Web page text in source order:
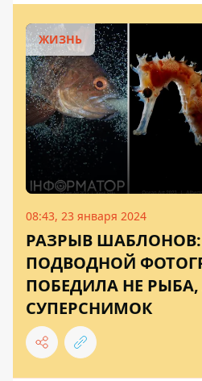
ЖИЗНЬ
08:43, 23 января 2024
РАЗРЫВ ШАБЛОНОВ:
ПОДВОДНОЙ
ПОБЕДИЛА НЕ
СУПЕРСНИМОК